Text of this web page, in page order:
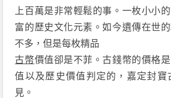
上百萬是非常輕鬆的事。一枚小小
富的歷史文化元素。如今遺傳在世
不多，但是每枚精品
古幣價值卻是不菲。古錢幣的價格
值以及歷史價值判定的，嘉定封寶
見。